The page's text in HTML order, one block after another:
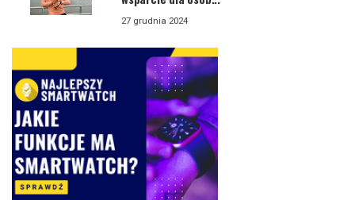
27 grudnia 2024